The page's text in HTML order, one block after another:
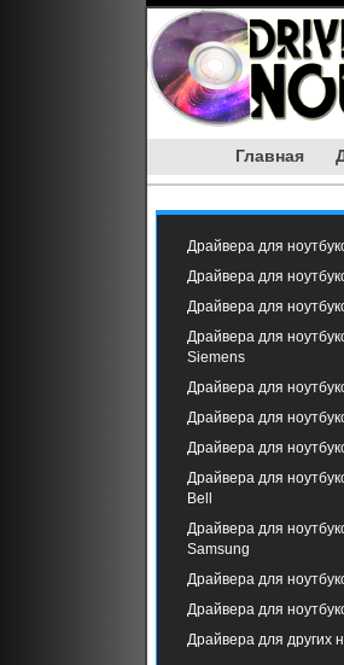
Главная
Драйвера для
Драйвера для
Драйвера для
Драйвера для
Siemens
Драйвера для
Драйвера для
Драйвера для
Драйвера для
Bell
Драйвера для
Samsung
Драйвера для
Драйвера для
Драйвера для других